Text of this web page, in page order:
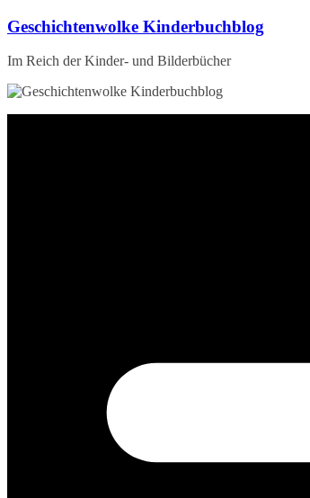
Zum
springen
Geschichtenwolke Kinderbuchblog
Im Reich der Kinder- und Bilderbücher